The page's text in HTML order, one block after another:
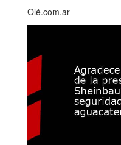
Olé.com.ar